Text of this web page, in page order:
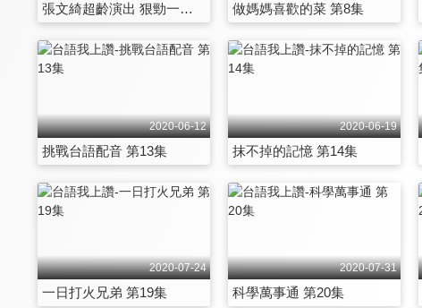
張文綺超齡演出 狠勁一秒就破功 第7集 做媽媽喜歡的菜 第8集
2020-06-12
挑戰台語配音 第13集
2020-06-19
抹不掉的記憶 第14集
2020-07-24
一日打火兄弟 第19集
2020-07-31
科學萬事通 第20集